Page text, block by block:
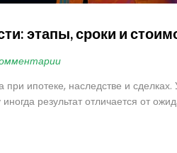
этапы, сроки и
ипотеке, наследстве и сделках.
результат отличается от